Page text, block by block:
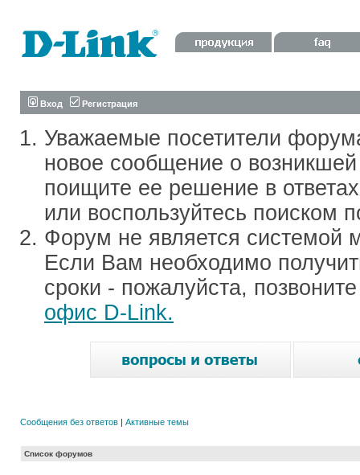
Вход Регистрация
Уважаемые посетители
новое сообщение о
поищите ее решение в
или воспользуйтесь поиском
Форум не является системой
Если Вам необходимо
сроки - пожалуйста,
офис D-Link.
Сообщения без ответов | Активные темы
Список форумов